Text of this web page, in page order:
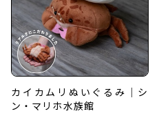
カイカムリぬいぐるみ｜シ
ン・マリホ水族館